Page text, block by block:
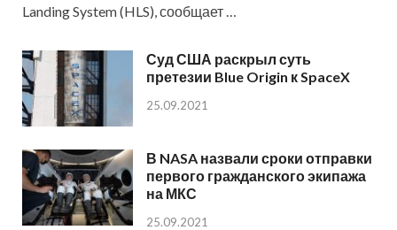
Landing System (HLS), сообщает …
Суд США раскрыл суть
претезии Blue Origin к SpaceX
25.09.2021
В NASA назвали сроки отправки
первого гражданского экипажа
на МКС
25.09.2021